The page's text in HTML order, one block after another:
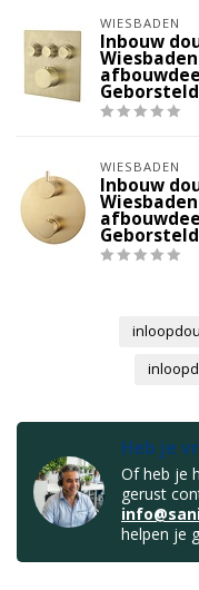
WIESBADEN
Inbouw
WIESBADEN
Inbouw
Heb je
Of heb je
gerust
helpen je